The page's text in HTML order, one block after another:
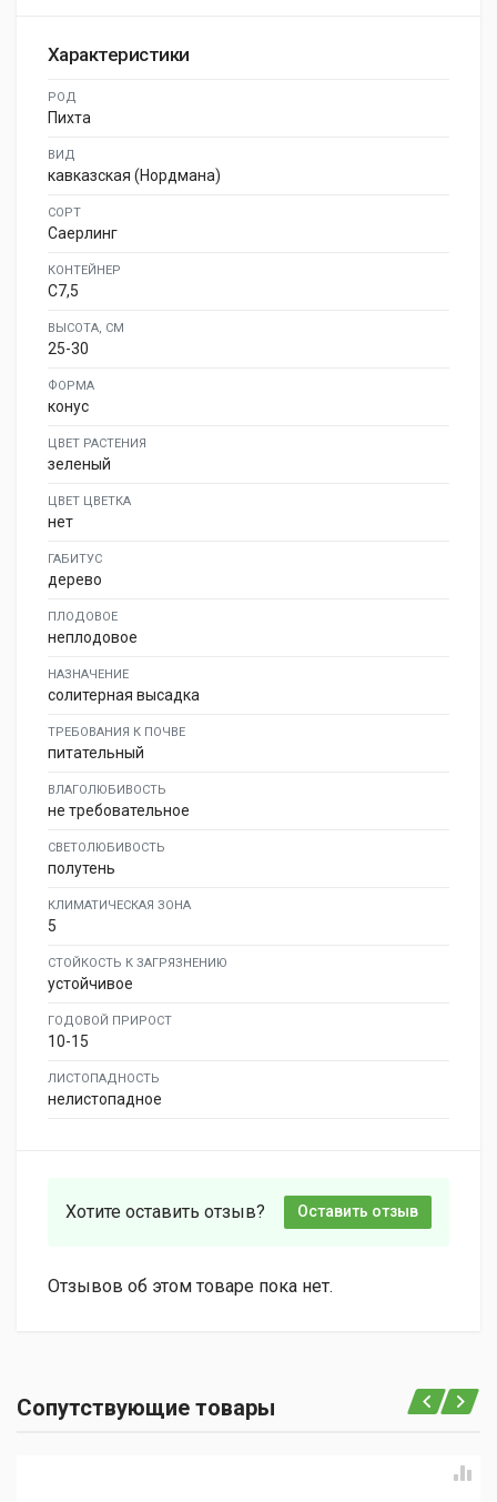
Характеристики
РОД
Пихта
ВИД
кавказская (Нордмана)
СОРТ
Саерлинг
КОНТЕЙНЕР
C7,5
ВЫСОТА, СМ
25-30
ФОРМА
конус
ЦВЕТ РАСТЕНИЯ
зеленый
ЦВЕТ ЦВЕТКА
нет
ГАБИТУС
дерево
ПЛОДОВОЕ
неплодовое
НАЗНАЧЕНИЕ
солитерная высадка
ТРЕБОВАНИЯ К ПОЧВЕ
питательный
ВЛАГОЛЮБИВОСТЬ
не требовательное
СВЕТОЛЮБИВОСТЬ
полутень
КЛИМАТИЧЕСКАЯ ЗОНА
5
СТОЙКОСТЬ К ЗАГРЯЗНЕНИЮ
устойчивое
ГОДОВОЙ ПРИРОСТ
10-15
ЛИСТОПАДНОСТЬ
нелистопадное
Хотите оставить отзыв? Оставить отзыв
Отзывов об этом товаре пока нет.
Сопутствующие товары